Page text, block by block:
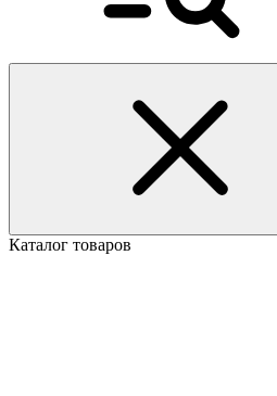
Каталог товаров